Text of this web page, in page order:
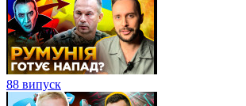
88 випуск